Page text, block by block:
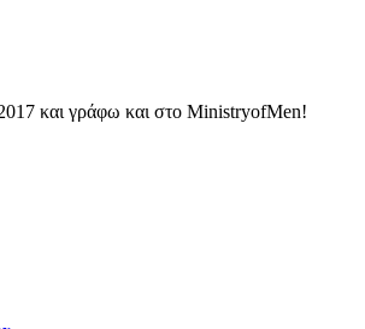
και γράφω και στο MinistryofMen!